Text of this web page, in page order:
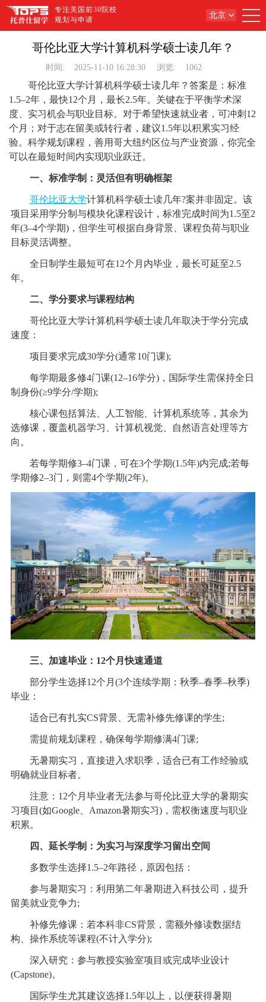
专注美国前30院校
规划与申请
北京
哥伦比亚大学计算机科学硕士读几年？
时间: 2025-11-10 16:28:30 浏览: 1062
哥伦比亚大学计算机科学硕士读几年？答案是：标准
1.5–2年，最快12个月，最长2.5年。关键在于平衡学术深
度、实习机会与职业目标。对于希望快速就业者，可冲刺12
个月；对于志在留美或转行者，建议1.5年以积累实习经
验。科学规划课程，善用哥大纽约区位与产业资源，你完全
可以在最短时间内实现职业跃迁。
一、标准学制：灵活但有明确框架
哥伦比亚大学计算机科学硕士读几年?案并非固定。该
项目采用学分制与模块化课程设计，标准完成时间为1.5至2
年(3–4个学期)，但学生可根据自身背景、课程负荷与职业
目标灵活调整。
全日制学生最短可在12个月内毕业，最长可延至2.5
年。
二、学分要求与课程结构
哥伦比亚大学计算机科学硕士读几年取决于学分完成
速度：
项目要求完成30学分(通常10门课);
每学期最多修4门课(12–16学分)，国际学生需保持全日
制身份(≥9学分/学期);
核心课包括算法、人工智能、计算机系统等，其余为
选修课，覆盖机器学习、计算机视觉、自然语言处理等方
向。
若每学期修3–4门课，可在3个学期(1.5年)内完成;若每
学期修2–3门，则需4个学期(2年)。
三、加速毕业：12个月快速通道
部分学生选择12个月(3个连续学期：秋季–春季–秋季)
毕业：
适合已有扎实CS背景、无需补修先修课的学生;
需提前规划课程，确保每学期修满4门课;
无暑期实习，直接进入求职季，适合已有工作经验或
明确就业目标者。
注意：12个月毕业者无法参与哥伦比亚大学的暑期实
习项目(如Google、Amazon暑期实习)，需权衡速度与职业
积累。
四、延长学制：为实习与深度学习留出空间
多数学生选择1.5–2年路径，原因包括：
参与暑期实习：利用第二年暑期进入科技公司，提升
留美就业竞争力;
补修先修课：若本科非CS背景，需额外修读数据结
构、操作系统等课程(不计入学分);
深入研究：参与教授实验室项目或完成毕业设计
(Capstone)。
国际学生尤其建议选择1.5年以上，以便获得暑期